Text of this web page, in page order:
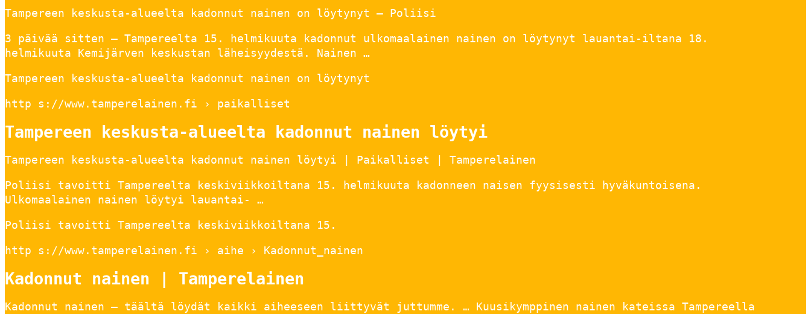
Tampereen keskusta-alueelta kadonnut nainen on löytynyt – Poliisi
3 päivää sitten — Tampereelta 15. helmikuuta kadonnut ulkomaalainen nainen on löytynyt lauantai-iltana 18.
helmikuuta Kemijärven keskustan läheisyydestä. Nainen …
Tampereen keskusta-alueelta kadonnut nainen on löytynyt
http s://www.tamperelainen.fi › paikalliset
Tampereen keskusta-alueelta kadonnut nainen löytyi
Tampereen keskusta-alueelta kadonnut nainen löytyi | Paikalliset | Tamperelainen
Poliisi tavoitti Tampereelta keskiviikkoiltana 15. helmikuuta kadonneen naisen fyysisesti hyväkuntoisena.
Ulkomaalainen nainen löytyi lauantai- …
Poliisi tavoitti Tampereelta keskiviikkoiltana 15.
http s://www.tamperelainen.fi › aihe › Kadonnut_nainen
Kadonnut nainen | Tamperelainen
Kadonnut nainen – täältä löydät kaikki aiheeseen liittyvät juttumme. … Kuusikymppinen nainen kateissa Tampereella